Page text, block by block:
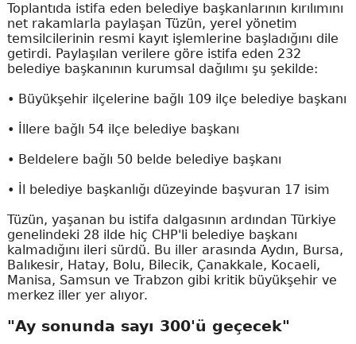
Toplantıda istifa eden belediye başkanlarının kırılımını
net rakamlarla paylaşan Tüzün, yerel yönetim
temsilcilerinin resmi kayıt işlemlerine başladığını dile
getirdi. Paylaşılan verilere göre istifa eden 232
belediye başkanının kurumsal dağılımı şu şekilde:
• Büyükşehir ilçelerine bağlı 109 ilçe belediye başkanı
• İllere bağlı 54 ilçe belediye başkanı
• Beldelere bağlı 50 belde belediye başkanı
• İl belediye başkanlığı düzeyinde başvuran 17 isim
Tüzün, yaşanan bu istifa dalgasının ardından Türkiye
genelindeki 28 ilde hiç CHP'li belediye başkanı
kalmadığını ileri sürdü. Bu iller arasında Aydın, Bursa,
Balıkesir, Hatay, Bolu, Bilecik, Çanakkale, Kocaeli,
Manisa, Samsun ve Trabzon gibi kritik büyükşehir ve
merkez iller yer alıyor.
"Ay sonunda sayı 300'ü geçecek"